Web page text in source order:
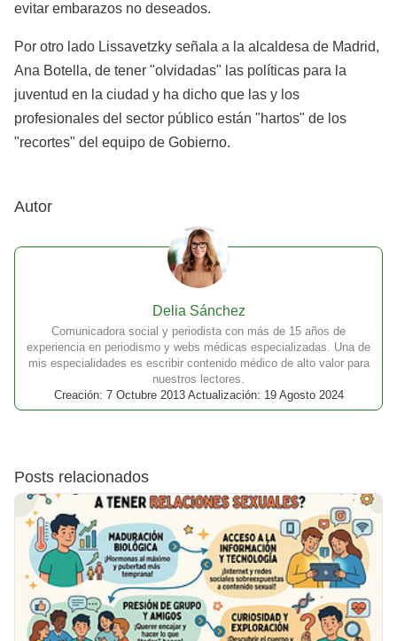
evitar embarazos no deseados.
Por otro lado Lissavetzky señala a la alcaldesa de Madrid,
Ana Botella, de tener "olvidadas" las políticas para la
juventud en la ciudad y ha dicho que las y los
profesionales del sector público están "hartos" de los
"recortes" del equipo de Gobierno.
Autor
Delia Sánchez
Comunicadora social y periodista con más de 15 años de
experiencia en periodismo y webs médicas especializadas. Una de
mis especialidades es escribir contenido médico de alto valor para
nuestros lectores.
Creación: 7 Octubre 2013 Actualización: 19 Agosto 2024
Posts relacionados